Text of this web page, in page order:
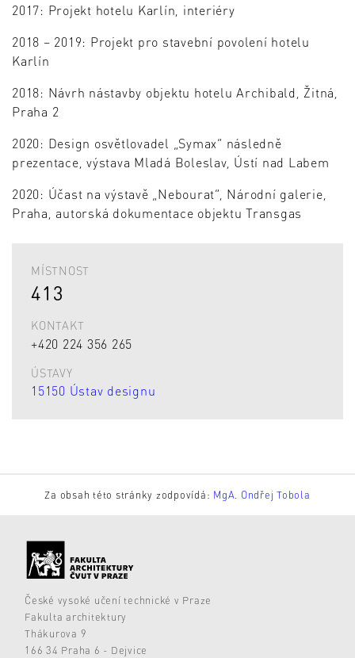
2017: Projekt hotelu Karlín, interiéry
2018 – 2019: Projekt pro stavební povolení hotelu
Karlín
2018: Návrh nástavby objektu hotelu Archibald, Žitná,
Praha 2
2020: Design osvětlovadel „Symax“ následně
prezentace, výstava Mladá Boleslav, Ústí nad Labem
2020: Účast na výstavě „Nebourat“, Národní galerie,
Praha, autorská dokumentace objektu Transgas
MÍSTNOST
413
KONTAKT
+420 224 356 265
ÚSTAVY
15150 Ústav designu
Za obsah této stránky zodpovídá: MgA. Ondřej Tobola
České vysoké učení technické v Praze
Fakulta architektury
Thákurova 9
166 34 Praha 6 - Dejvice